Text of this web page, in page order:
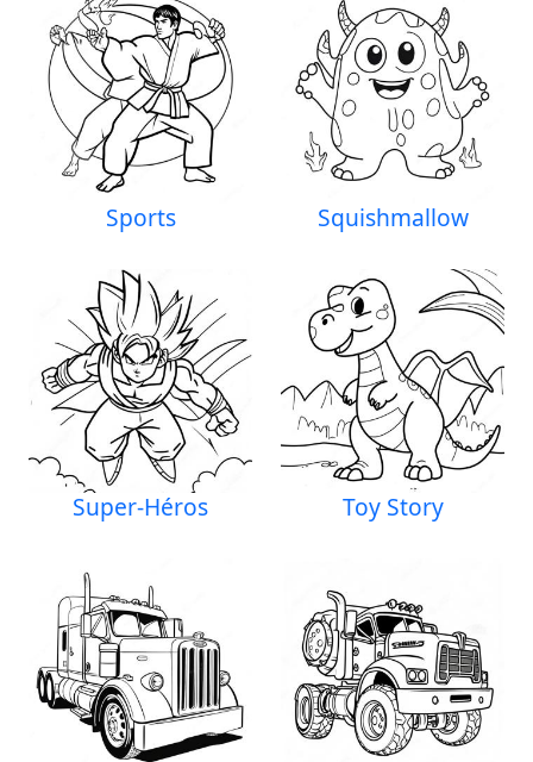
Sports Squishmallow
Super-Héros Toy Story